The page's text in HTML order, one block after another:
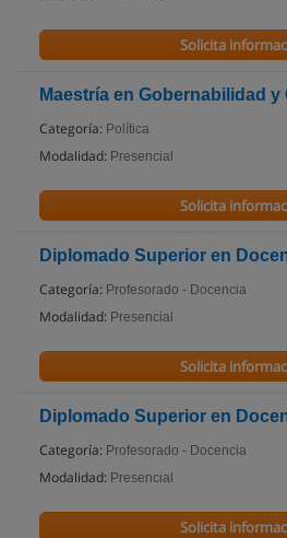
Solicita
Maestría en Gobernabilidad
Categoría: Política
Modalidad: Presencial
Solicita
Diplomado Superior en
Categoría: Profesorado - Docencia
Modalidad: Presencial
Solicita
Diplomado Superior en
Categoría: Profesorado - Docencia
Modalidad: Presencial
Solicita